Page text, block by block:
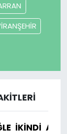
İKINDI